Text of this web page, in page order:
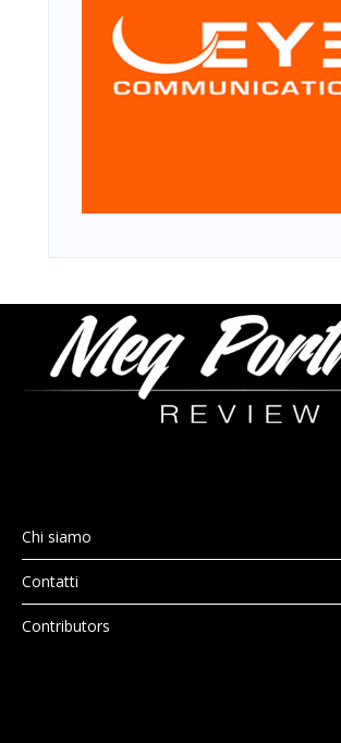
Chi siamo
Contatti
Contributors